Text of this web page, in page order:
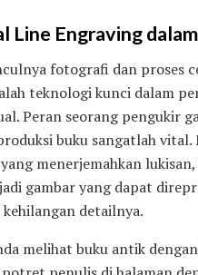
Line Engraving
fotografi dan proses
teknologi kunci dalam
Peran seorang pengukir
buku sangatlah vital.
menerjemahkan lukisan,
gambar yang dapat
detailnya.
melihat buku antik